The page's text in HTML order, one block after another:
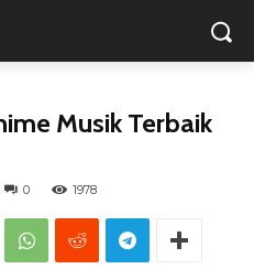
Musik Terbaik
0 1978